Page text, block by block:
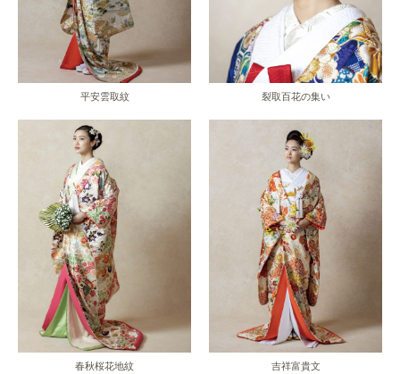
平安雲取紋 裂取百花の集い
春秋桜花地紋 吉祥富貴文